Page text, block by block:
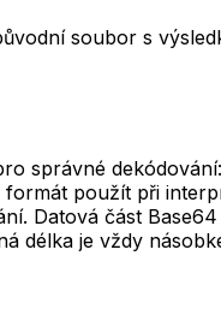
soubor s
správné
použít při
Datová část
délka je vždy